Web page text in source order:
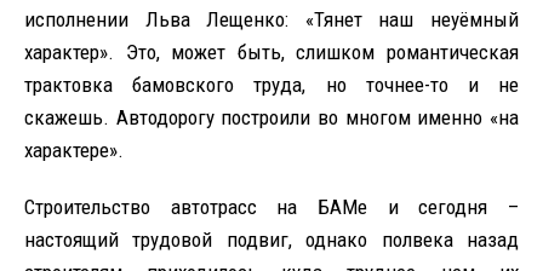
исполнении Льва Лещенко: «Тянет наш неуёмный
характер». Это, может быть, слишком романтическая
трактовка бамовского труда, но точнее-то и не
скажешь. Автодорогу построили во многом именно «на
характере».
Строительство автотрасс на БАМе и сегодня –
настоящий трудовой подвиг, однако полвека назад